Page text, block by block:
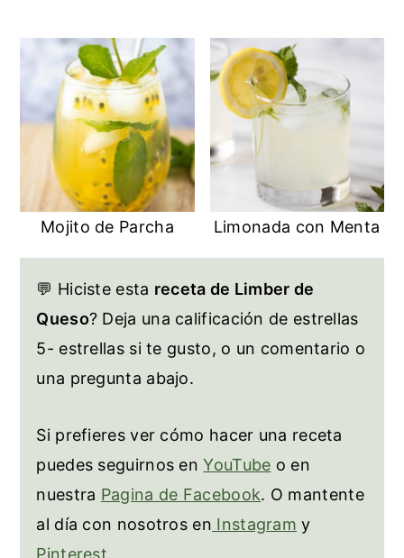
Mojito de Parcha Limonada con Menta
💬 Hiciste esta receta de Limber de
Queso? Deja una calificación de estrellas
5- estrellas si te gusto, o un comentario o
una pregunta abajo.
Si prefieres ver cómo hacer una receta
puedes seguirnos enYouTube o en
nuestra Pagina de Facebook. O mantente
al día con nosotros en Instagram y